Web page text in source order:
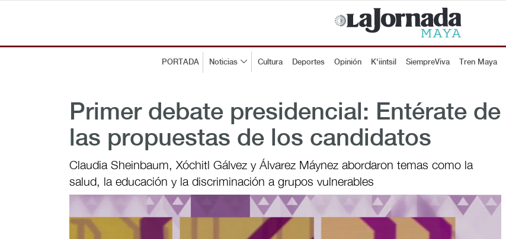
PORTADA Noticias Cultura Deportes Opinión K'iintsil SiempreViva Tren Maya
Primer debate presidencial: Entérate de
las propuestas de los candidatos
Claudia Sheinbaum, Xóchitl Gálvez y Álvarez Máynez abordaron temas como la
salud, la educación y la discriminación a grupos vulnerables